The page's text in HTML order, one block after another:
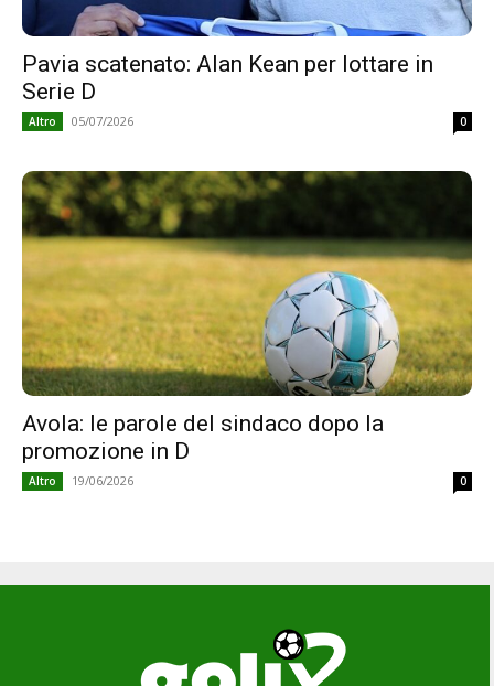
Pavia scatenato: Alan Kean per lottare in
Serie D
Altro 05/07/2026 0
Avola: le parole del sindaco dopo la
promozione in D
Altro 19/06/2026 0